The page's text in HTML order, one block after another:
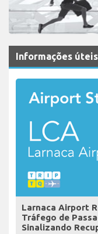
Informações
Larnaca Airport
Tráfego de
Sinalizando